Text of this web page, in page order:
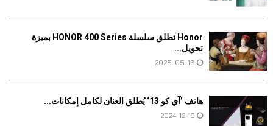
Honor تطلق سلسلة HONOR 400 Series بميزة
تحويل...
2025-05-13
هاتف ’آي كو 13‘ يُطلق العنان لكامل إمكانات...
2024-12-19